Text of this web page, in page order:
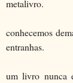
metalivro.
conhecemos
entranhas.
um livro nunca